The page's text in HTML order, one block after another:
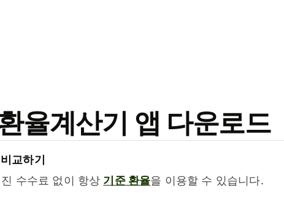
율계산기 앱 다운로드
교하기
수수료 없이 항상 기준 환율을 이용할 수 있습니다.